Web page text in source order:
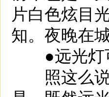
片白色炫目
知。夜晚在
●远光灯
照这么说